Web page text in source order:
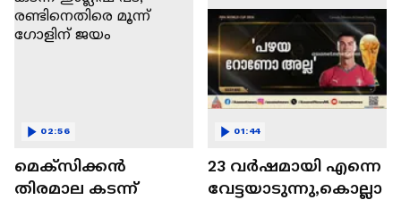
മെക്‌സിക്കന്‍
തിരമാല കടന്ന്
02:56
23 വർഷമായി എന്നെ
വേട്ടയാടുന്നു,കൊല്ലാ
01:44